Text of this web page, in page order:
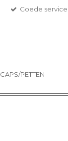
Goede service
CAPS/PETTEN